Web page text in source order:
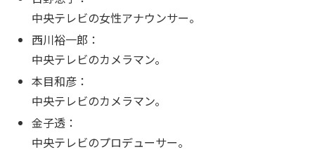
中央テレビの女性アナウンサー。
西川裕一郎：
中央テレビのカメラマン。
本目和彦：
中央テレビのカメラマン。
金子透：
中央テレビのプロデューサー。